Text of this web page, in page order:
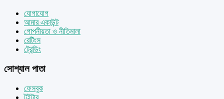
যোগাযোগ
আমার একাউন্ট
গোপনীয়তা ও নীতিমালা
রেটিংস
ট্রেন্ডিং
সোশ্যাল পাতা
ফেসবুক
টুইটার